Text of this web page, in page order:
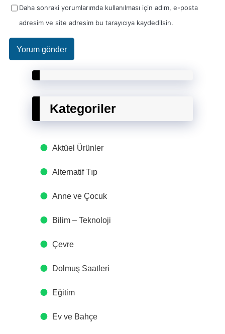
Daha sonraki yorumlarımda kullanılması için adım, e-posta
adresim ve site adresim bu tarayıcıya kaydedilsin.
Kategoriler
Aktüel Ürünler
Alternatif Tıp
Anne ve Çocuk
Bilim – Teknoloji
Çevre
Dolmuş Saatleri
Eğitim
Ev ve Bahçe